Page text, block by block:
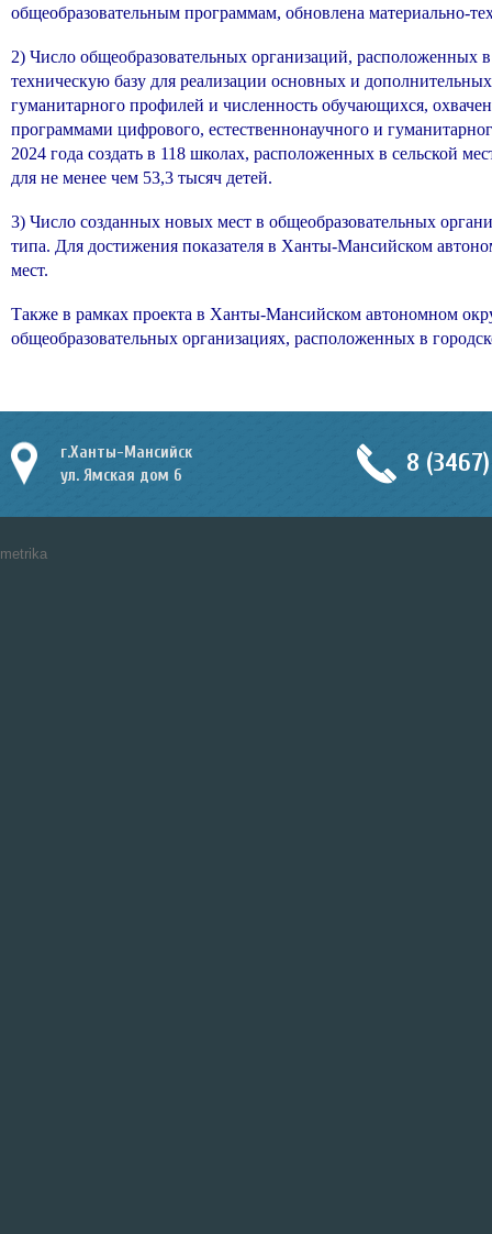
общеобразовательным программам, обновлена материально-
2) Число общеобразовательных организаций, расположенных
техническую базу для реализации основных и
гуманитарного профилей и численность обучающихся,
программами цифрового, естественнонаучного и
2024 года создать в 118 школах, расположенных в сельской
для не менее чем 53,3 тысяч детей.
3) Число созданных новых мест в общеобразовательных
типа. Для достижения показателя в Ханты-Мансийском
мест.
Также в рамках проекта в Ханты-Мансийском автономном
общеобразовательных организациях, расположенных в
г.Ханты-Мансийск
ул. Ямская дом 6
8
metrika